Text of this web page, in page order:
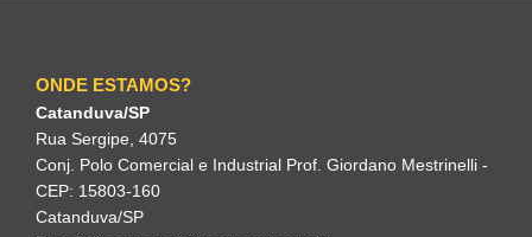
ONDE ESTAMOS?
Catanduva/SP
Rua Sergipe, 4075
Conj. Polo Comercial e Industrial Prof. Giordano Mestrinelli -
CEP: 15803-160
Catanduva/SP